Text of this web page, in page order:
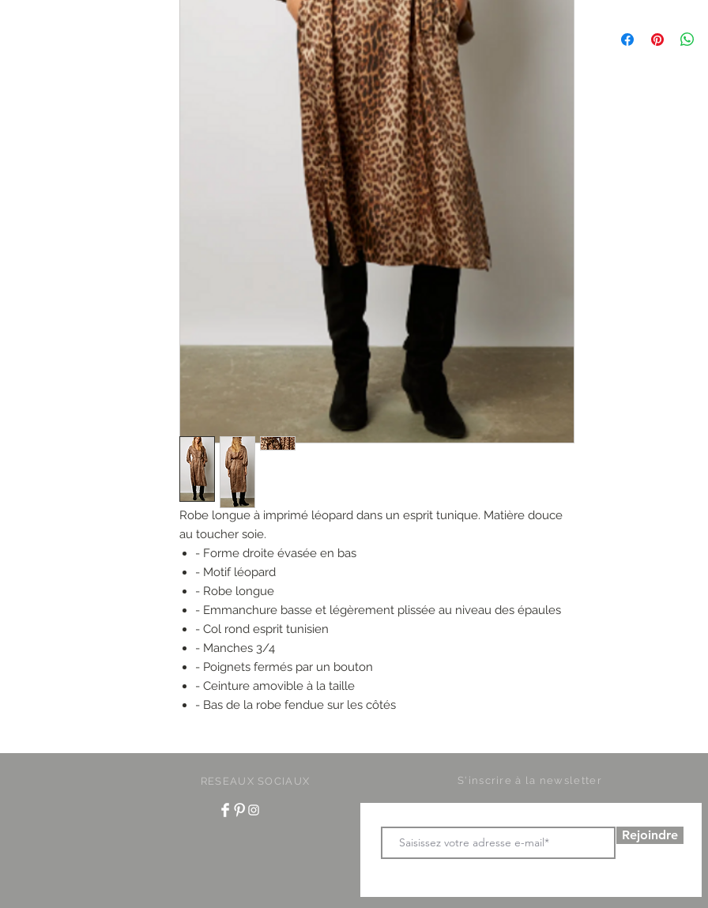
Robe longue à imprimé léopard dans un esprit tunique. Matière douce
au toucher soie.
- Forme droite évasée en bas
- Motif léopard
- Robe longue
- Emmanchure basse et légèrement plissée au niveau des épaules
- Col rond esprit tunisien
- Manches 3/4
- Poignets fermés par un bouton
- Ceinture amovible à la taille
- Bas de la robe fendue sur les côtés
RESEAUX SOCIAUX S'inscrire à la newsletter
Rejoindre